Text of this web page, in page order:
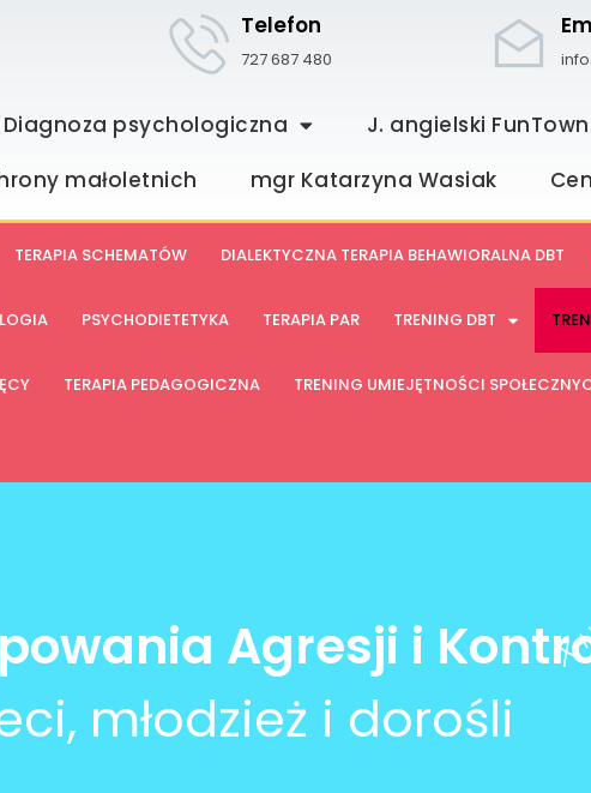
Telefon
727 687 480
Diagnoza psychologiczna J. angielski FunTown
małoletnich
mgr Katarzyna Wasiak
TERAPIA SCHEMATÓW DIALEKTYCZNA TERAPIA BEHAWIORALNA DBT
PSYCHODIETETYKA TERAPIA PAR TRENING DBT
TERAPIA PEDAGOGICZNA TRENING UMIEJĘTNOŚCI
Agresji i
młodzież i dorośli